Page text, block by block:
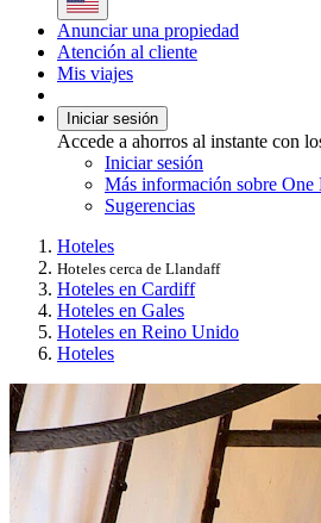
Anunciar una propiedad
Atención al cliente
Mis viajes
Iniciar sesión
Accede a ahorros al instante con
Iniciar sesión
Más información sobre One
Sugerencias
Hoteles
Hoteles cerca de Llandaff
Hoteles en Cardiff
Hoteles en Gales
Hoteles en Reino Unido
Hoteles